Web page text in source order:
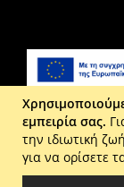
Liberta Ε.Π.Ε.
εμπειρία σας.
την ιδιωτική
για να ορίσετε